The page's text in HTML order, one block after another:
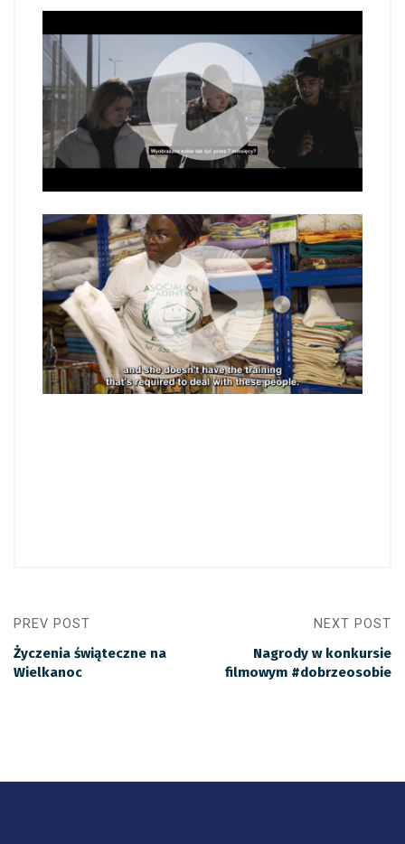
PREV POST
Życzenia świąteczne na
Wielkanoc
NEXT POST
Nagrody w konkursie
filmowym #dobrzeosobie